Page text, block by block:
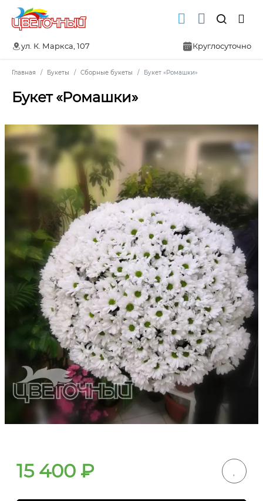
ул. К. Маркса, 107 Круглосуточно
Главная Букеты Сборные букеты Букет «Ромашки»
Букет «Ромашки»
15 400 ₽